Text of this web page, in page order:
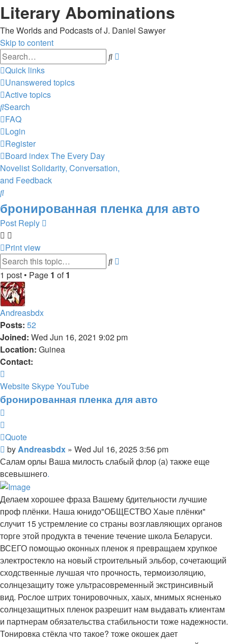
Literary Abominations
The Worlds and Podcasts of J. Daniel Sawyer
Skip to content
Search
Quick links
Unanswered topics
Active topics
Search
FAQ
Login
Register
Board indexThe Every Day
NovelistSolidarity, Conversation,
and Feedback
Search
бронированная пленка для авто
Post Reply
Print view
Search
1 post • Page 1 of1
Andreasbdx
Posts: 52
Joined: Wed Jun 16, 2021 9:02 pm
Location: Guinea
Contact:
Andreasbdx
WebsiteSkypeYouTube
бронированная пленка для авто
Quote
Post
byAndreasbdx » Wed Jul 16, 2025 3:56 pm
Салам орлы Ваша милость слабый флор (а) также еще
всевышнего.
Делаем хорошее фраза Вашему бдительности лучшие
проф плёнки. Наша юнидо"ОБЩЕСТВО Хаые плёнки"
случит 15 устремление со страны возглавляющих органов
торге этой продукта в течение течение школа Беларуси.
ВСЕГО помощью оконных пленок я превращаем хрупкое
электростекло на новый строительный эльбор, сочетающий
сходственные лучшая что прочность, термоизоляцию,
солнцезащиту тоже ультрасовременный экстринсивный
вид. Рослое штрих тонировочных, хаых, мнимых ясненько
солнцезащитных пленок разрешит нам выдавать клиентам
и партнерам обязательства стабильности тоже надежности.
Тонировка стёкла что такое? тоже окошек дает